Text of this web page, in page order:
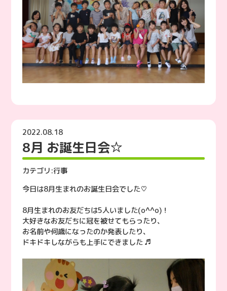
2022.08.18
8月 お誕生日会☆
カテゴリ:行事
今日は8月生まれのお誕生日会でした♡
8月生まれのお友だちは5人いました(o^^o)！
大好きなお友だちに冠を被せてもらったり、
お名前や何歳になったのか発表したり、
ドキドキしながらも上手にできました ♬︎